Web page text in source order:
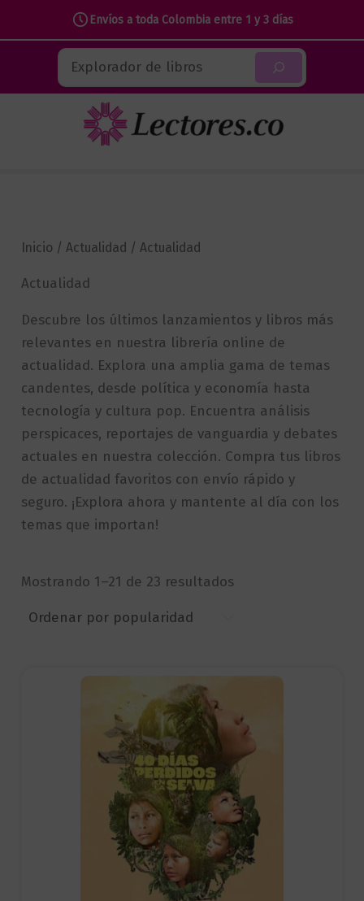
Envíos a toda Colombia entre 1 y 3 días
contenido
Buscar
Inicio /Actualidad / Actualidad
Actualidad
Descubre los últimos lanzamientos y libros más
relevantes en nuestra librería online de
actualidad. Explora una amplia gama de temas
candentes, desde política y economía hasta
tecnología y cultura pop. Encuentra análisis
perspicaces, reportajes de vanguardia y debates
actuales en nuestra colección. Compra tus libros
de actualidad favoritos con envío rápido y
seguro. ¡Explora ahora y mantente al día con los
temas que importan!
Mostrando 1–21 de 23 resultadosSorted